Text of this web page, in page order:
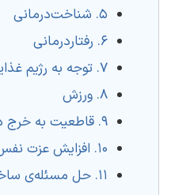
۵. شناخت‌درمانی
۶. رفتاردرمانی
۷. توجه به رژیم غذایی
۸. ورزش
۹. قاطعیت به خرج دادن
۱۰. افزایش عزت نفس
۱۱. حل مسئله‌ی ساختارمند